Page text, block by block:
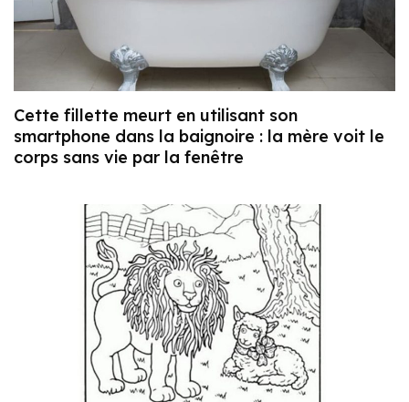
Cette fillette meurt en utilisant son
smartphone dans la baignoire : la mère voit le
corps sans vie par la fenêtre